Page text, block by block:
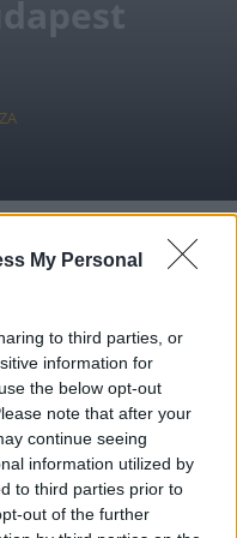
My Personal
to third parties, or
information for
the below opt-out
note that after your
continue seeing
information utilized by
to third parties prior to
out of the further
pedig folyamatos
és innovációs
-
nak Szepessy
tulajdonában
ellátó